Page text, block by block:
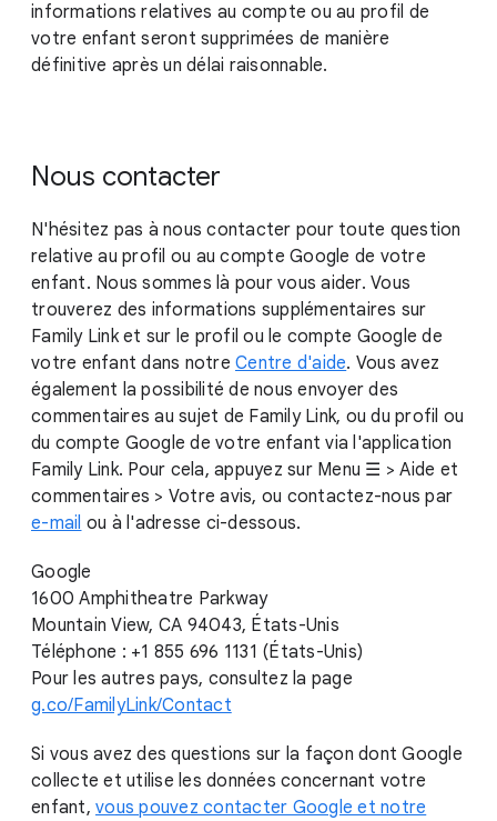
informations relatives au compte ou au profil de
votre enfant seront supprimées de manière
définitive après un délai raisonnable.
Nous contacter
N'hésitez pas à nous contacter pour toute question
relative au profil ou au compte Google de votre
enfant. Nous sommes là pour vous aider. Vous
trouverez des informations supplémentaires sur
Family Link et sur le profil ou le compte Google de
votre enfant dans notre Centre d'aide. Vous avez
également la possibilité de nous envoyer des
commentaires au sujet de Family Link, ou du profil ou
du compte Google de votre enfant via l'application
Family Link. Pour cela, appuyez sur Menu ☰ > Aide et
commentaires > Votre avis, ou contactez-nous par
e-mail ou à l'adresse ci-dessous.
Google
1600 Amphitheatre Parkway
Mountain View, CA 94043, États-Unis
Téléphone : +1 855 696 1131 (États-Unis)
Pour les autres pays, consultez la page
g.co/FamilyLink/Contact
Si vous avez des questions sur la façon dont Google
collecte et utilise les données concernant votre
enfant, vous pouvez contacter Google et notre